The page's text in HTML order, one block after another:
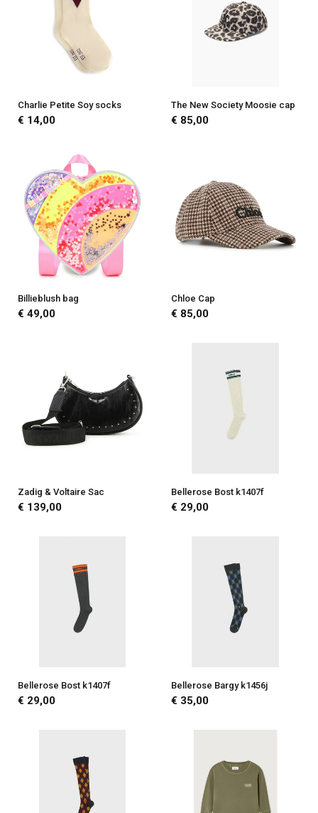
Charlie Petite Soy socks
€ 14,00
The New Society Moosie cap
€ 85,00
Billieblush bag
€ 49,00
Chloe Cap
€ 85,00
Zadig & Voltaire Sac
€ 139,00
Bellerose Bost k1407f
€ 29,00
Bellerose Bost k1407f
€ 29,00
Bellerose Bargy k1456j
€ 35,00